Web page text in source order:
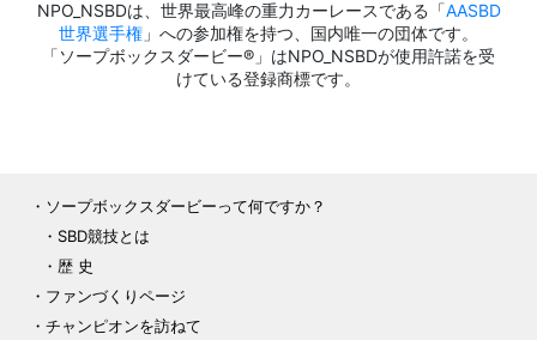
NPO_NSBDは、世界最高峰の重力カーレースである「AASBD
世界選手権 」への参加権を持つ、国内唯一の団体です。
「ソープボックスダービー®」はNPO_NSBDが使用許諾を受
けている登録商標です。
ソープボックスダービーって何ですか？
SBD競技とは
歴 史
ファンづくりページ
チャンピオンを訪ねて